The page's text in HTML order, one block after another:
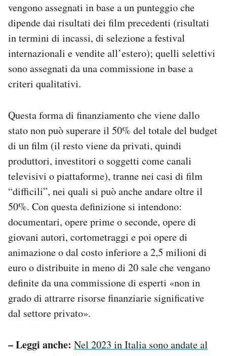
vengono assegnati in base a un punteggio che
dipende dai risultati dei film precedenti (risultati
in termini di incassi, di selezione a festival
internazionali e vendite all’estero); quelli selettivi
sono assegnati da una commissione in base a
criteri qualitativi.
Questa forma di finanziamento che viene dallo
stato non può superare il 50% del totale del budget
di un film (il resto viene da privati, quindi
produttori, investitori o soggetti come canali
televisivi o piattaforme), tranne nei casi di film
“difficili”, nei quali si può anche andare oltre il
50%. Con questa definizione si intendono:
documentari, opere prime o seconde, opere di
giovani autori, cortometraggi e poi opere di
animazione o dal costo inferiore a 2,5 milioni di
euro o distribuite in meno di 20 sale che vengano
definite da una commissione di esperti «non in
grado di attrarre risorse finanziarie significative
dal settore privato».
– Leggi anche: Nel 2023 in Italia sono andate al